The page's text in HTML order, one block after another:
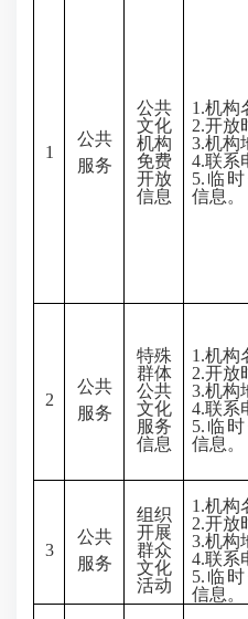
1
公共
服务
公共
文化
机构
免费
开放
信息
1.机构
2.开放
3.机构
4.联系
5. 临
信息。
2
公共
服务
特殊
群体
公共
文化
服务
信息
1.机构
2.开放
3.机构
4.联系
5. 临
信息。
3
公共
服务
组织
开展
群众
文化
活动
1.机构
2.开放
3.机构
4.联系
5. 临
信息。